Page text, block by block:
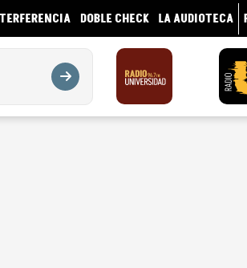
DOBLE CHECK LA AUDIOTECA